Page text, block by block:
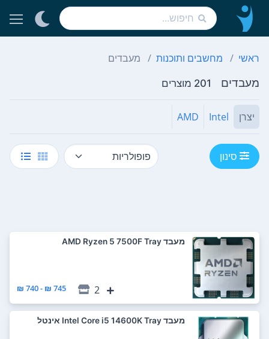
ראשי מחשבים ותוכנות מעבדים
מעבדים 201 מוצרים
יצרן Intel
AMD
סינון
מעבד AMD Ryzen 5 7500F Tray
2
745 ₪ - 740 ₪
מעבד Intel Core i5 14600K Tray אינטל